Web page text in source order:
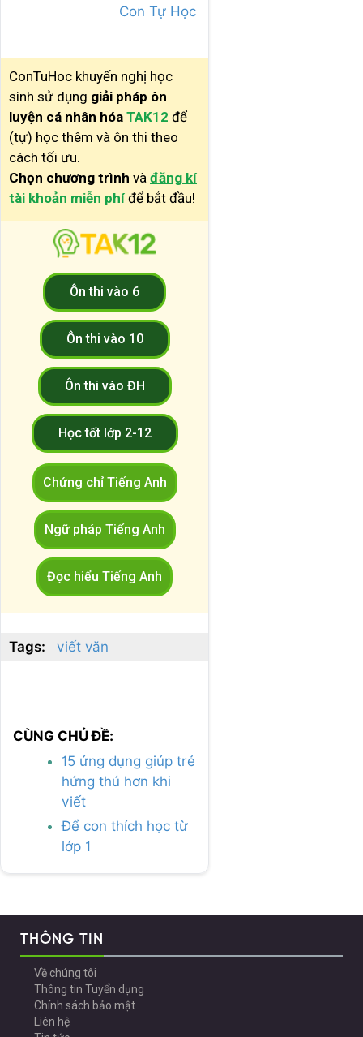
Con Tự Học
ConTuHoc khuyến nghị học
sinh sử dụng giải pháp ôn
luyện cá nhân hóa TAK12 để
(tự) học thêm và ôn thi theo
cách tối ưu.
Chọn chương trình và đăng kí
tài khoản miễn phí để bắt đầu!
Ôn thi vào 6
Ôn thi vào 10
Ôn thi vào ĐH
Học tốt lớp 2-12
Chứng chỉ Tiếng Anh
Ngữ pháp Tiếng Anh
Đọc hiểu Tiếng Anh
Tags: viết văn
CÙNG CHỦ ĐỀ:
15 ứng dụng giúp trẻ
hứng thú hơn khi
viết
Để con thích học từ
lớp 1
THÔNG TIN
Về chúng tôi
Thông tin Tuyển dụng
Chính sách bảo mật
Liên hệ